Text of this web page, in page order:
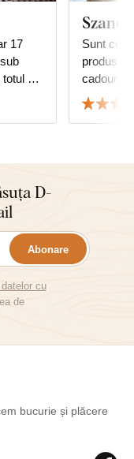
17
ok,
Sunt
produs. Îți mulțumesc pentru
D-
Abonare
cu
de
bucurie și plăcere